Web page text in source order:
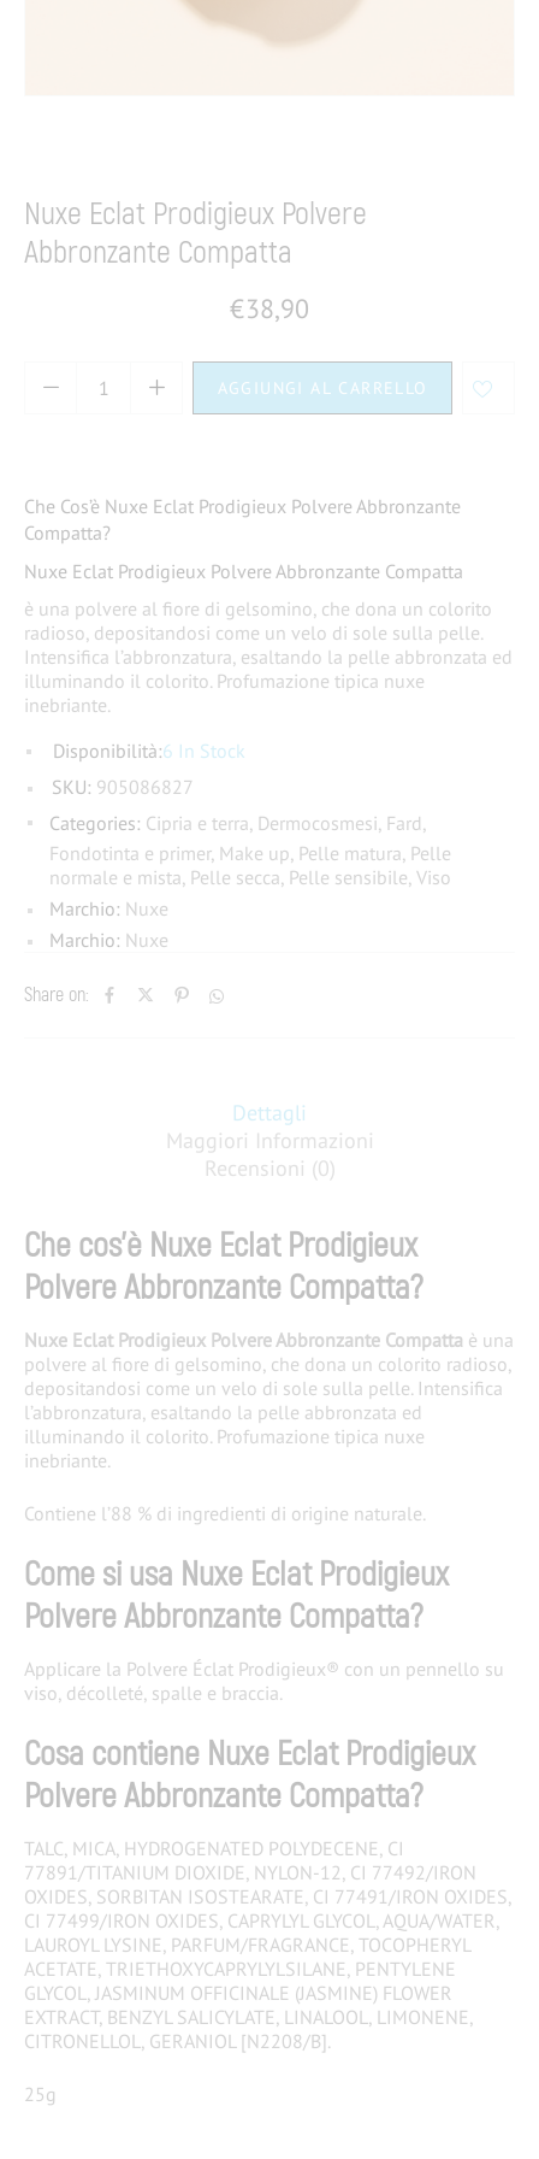
Nuxe Eclat Prodigieux Polvere
Abbronzante Compatta
€38,90
AGGIUNGI AL CARRELLO
Che Cos’è Nuxe Eclat Prodigieux Polvere Abbronzante
Compatta?
Nuxe Eclat Prodigieux Polvere Abbronzante Compatta
è una polvere al fiore di gelsomino, che dona un colorito
radioso, depositandosi come un velo di sole sulla pelle.
Intensifica l’abbronzatura, esaltando la pelle abbronzata ed
illuminando il colorito. Profumazione tipica nuxe
inebriante.
Disponibilità:6 In Stock
Share on:
SKU: 905086827
Categories: Cipria e terra, Dermocosmesi, Fard,
Fondotinta e primer, Make up, Pelle matura, Pelle
normale e mista, Pelle secca, Pelle sensibile, Viso
Marchio: Nuxe
Marchio: Nuxe
Dettagli
Maggiori Informazioni
Recensioni (0)
Che cos’è Nuxe Eclat Prodigieux
Polvere Abbronzante Compatta?
Nuxe Eclat Prodigieux Polvere Abbronzante Compatta è una
polvere al fiore di gelsomino, che dona un colorito radioso,
depositandosi come un velo di sole sulla pelle. Intensifica
l’abbronzatura, esaltando la pelle abbronzata ed
illuminando il colorito. Profumazione tipica nuxe
inebriante.
Contiene l’88 % di ingredienti di origine naturale.
Come si usa Nuxe Eclat Prodigieux
Polvere Abbronzante Compatta?
Applicare la Polvere Éclat Prodigieux® con un pennello su
viso, décolleté, spalle e braccia.
Cosa contiene Nuxe Eclat Prodigieux
Polvere Abbronzante Compatta?
TALC, MICA, HYDROGENATED POLYDECENE, CI
77891/TITANIUM DIOXIDE, NYLON-12, CI 77492/IRON
OXIDES, SORBITAN ISOSTEARATE, CI 77491/IRON OXIDES,
CI 77499/IRON OXIDES, CAPRYLYL GLYCOL, AQUA/WATER,
LAUROYL LYSINE, PARFUM/FRAGRANCE, TOCOPHERYL
ACETATE, TRIETHOXYCAPRYLYLSILANE, PENTYLENE
GLYCOL, JASMINUM OFFICINALE (JASMINE) FLOWER
EXTRACT, BENZYL SALICYLATE, LINALOOL, LIMONENE,
CITRONELLOL, GERANIOL [N2208/B].
25g